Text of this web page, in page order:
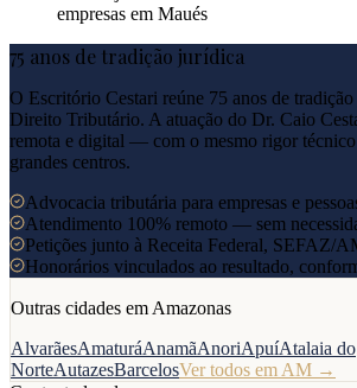
empresas em Maués
75 anos de tradição jurídica
O Escritório Cestari reúne 75 anos de
Direito Tributário. A atuação do Dr. Caio
remota e digital — com o mesmo rigor
grandes centros.
Advocacia tributária para empresas e
Atendimento 100% remoto — sem
Petições junto à Receita Federal, SEFAZ/
Honorários vinculados ao resultado,
Outras cidades em Amazonas
AlvarãesAmaturáAnamãAnoriApuíAtalaia do
NorteAutazesBarcelosVer todos em AM →